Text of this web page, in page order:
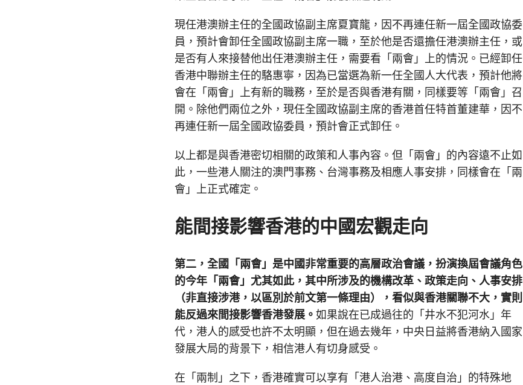
現任港澳辦主任的全國政協副主席夏寶龍，因不再連任新一屆全國政協委
員，預計會卸任全國政協副主席一職，至於他是否還擔任港澳辦主任，或
是否有人來接替他出任港澳辦主任，需要看「兩會」上的情況。已經卸任
香港中聯辦主任的駱惠寧，因為已當選為新一任全國人大代表，預計他將
會在「兩會」上有新的職務，至於是否與香港有關，同樣要等「兩會」召
開。除他們兩位之外，現任全國政協副主席的香港首任特首董建華，因不
再連任新一屆全國政協委員，預計會正式卸任。
以上都是與香港密切相關的政策和人事內容。但「兩會」的內容遠不止如
此，一些港人關注的澳門事務、台灣事務及相應人事安排，同樣會在「兩
會」上正式確定。
能間接影響香港的中國宏觀走向
第二，全國「兩會」是中國非常重要的高層政治會議，扮演換屆會議角色
的今年「兩會」尤其如此，其中所涉及的機構改革、政策走向、人事安排
（非直接涉港，以區別於前文第一條理由），看似與香港關聯不大，實則
能反過來間接影響香港發展。如果說在已成過往的「井水不犯河水」年
代，港人的感受也許不太明顯，但在過去幾年，中央日益將香港納入國家
發展大局的背景下，相信港人有切身感受。
在「兩制」之下，香港確實可以享有「港人治港、高度自治」的特殊地